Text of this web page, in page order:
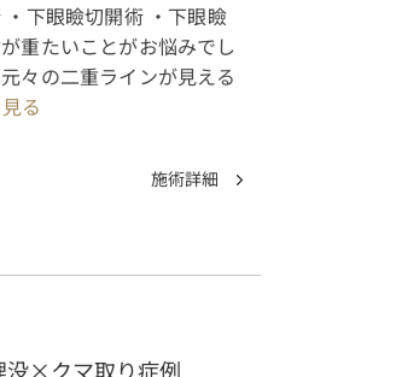
・下眼瞼切開術 ・下眼瞼
重たいことがお悩みでし
々の二重ラインが見える
る
施術詳細
没×クマ取り症例